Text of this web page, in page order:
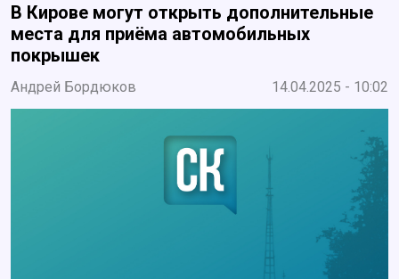
В Кирове могут открыть дополнительные
места для приёма автомобильных
покрышек
Андрей Бордюков 14.04.2025 - 10:02